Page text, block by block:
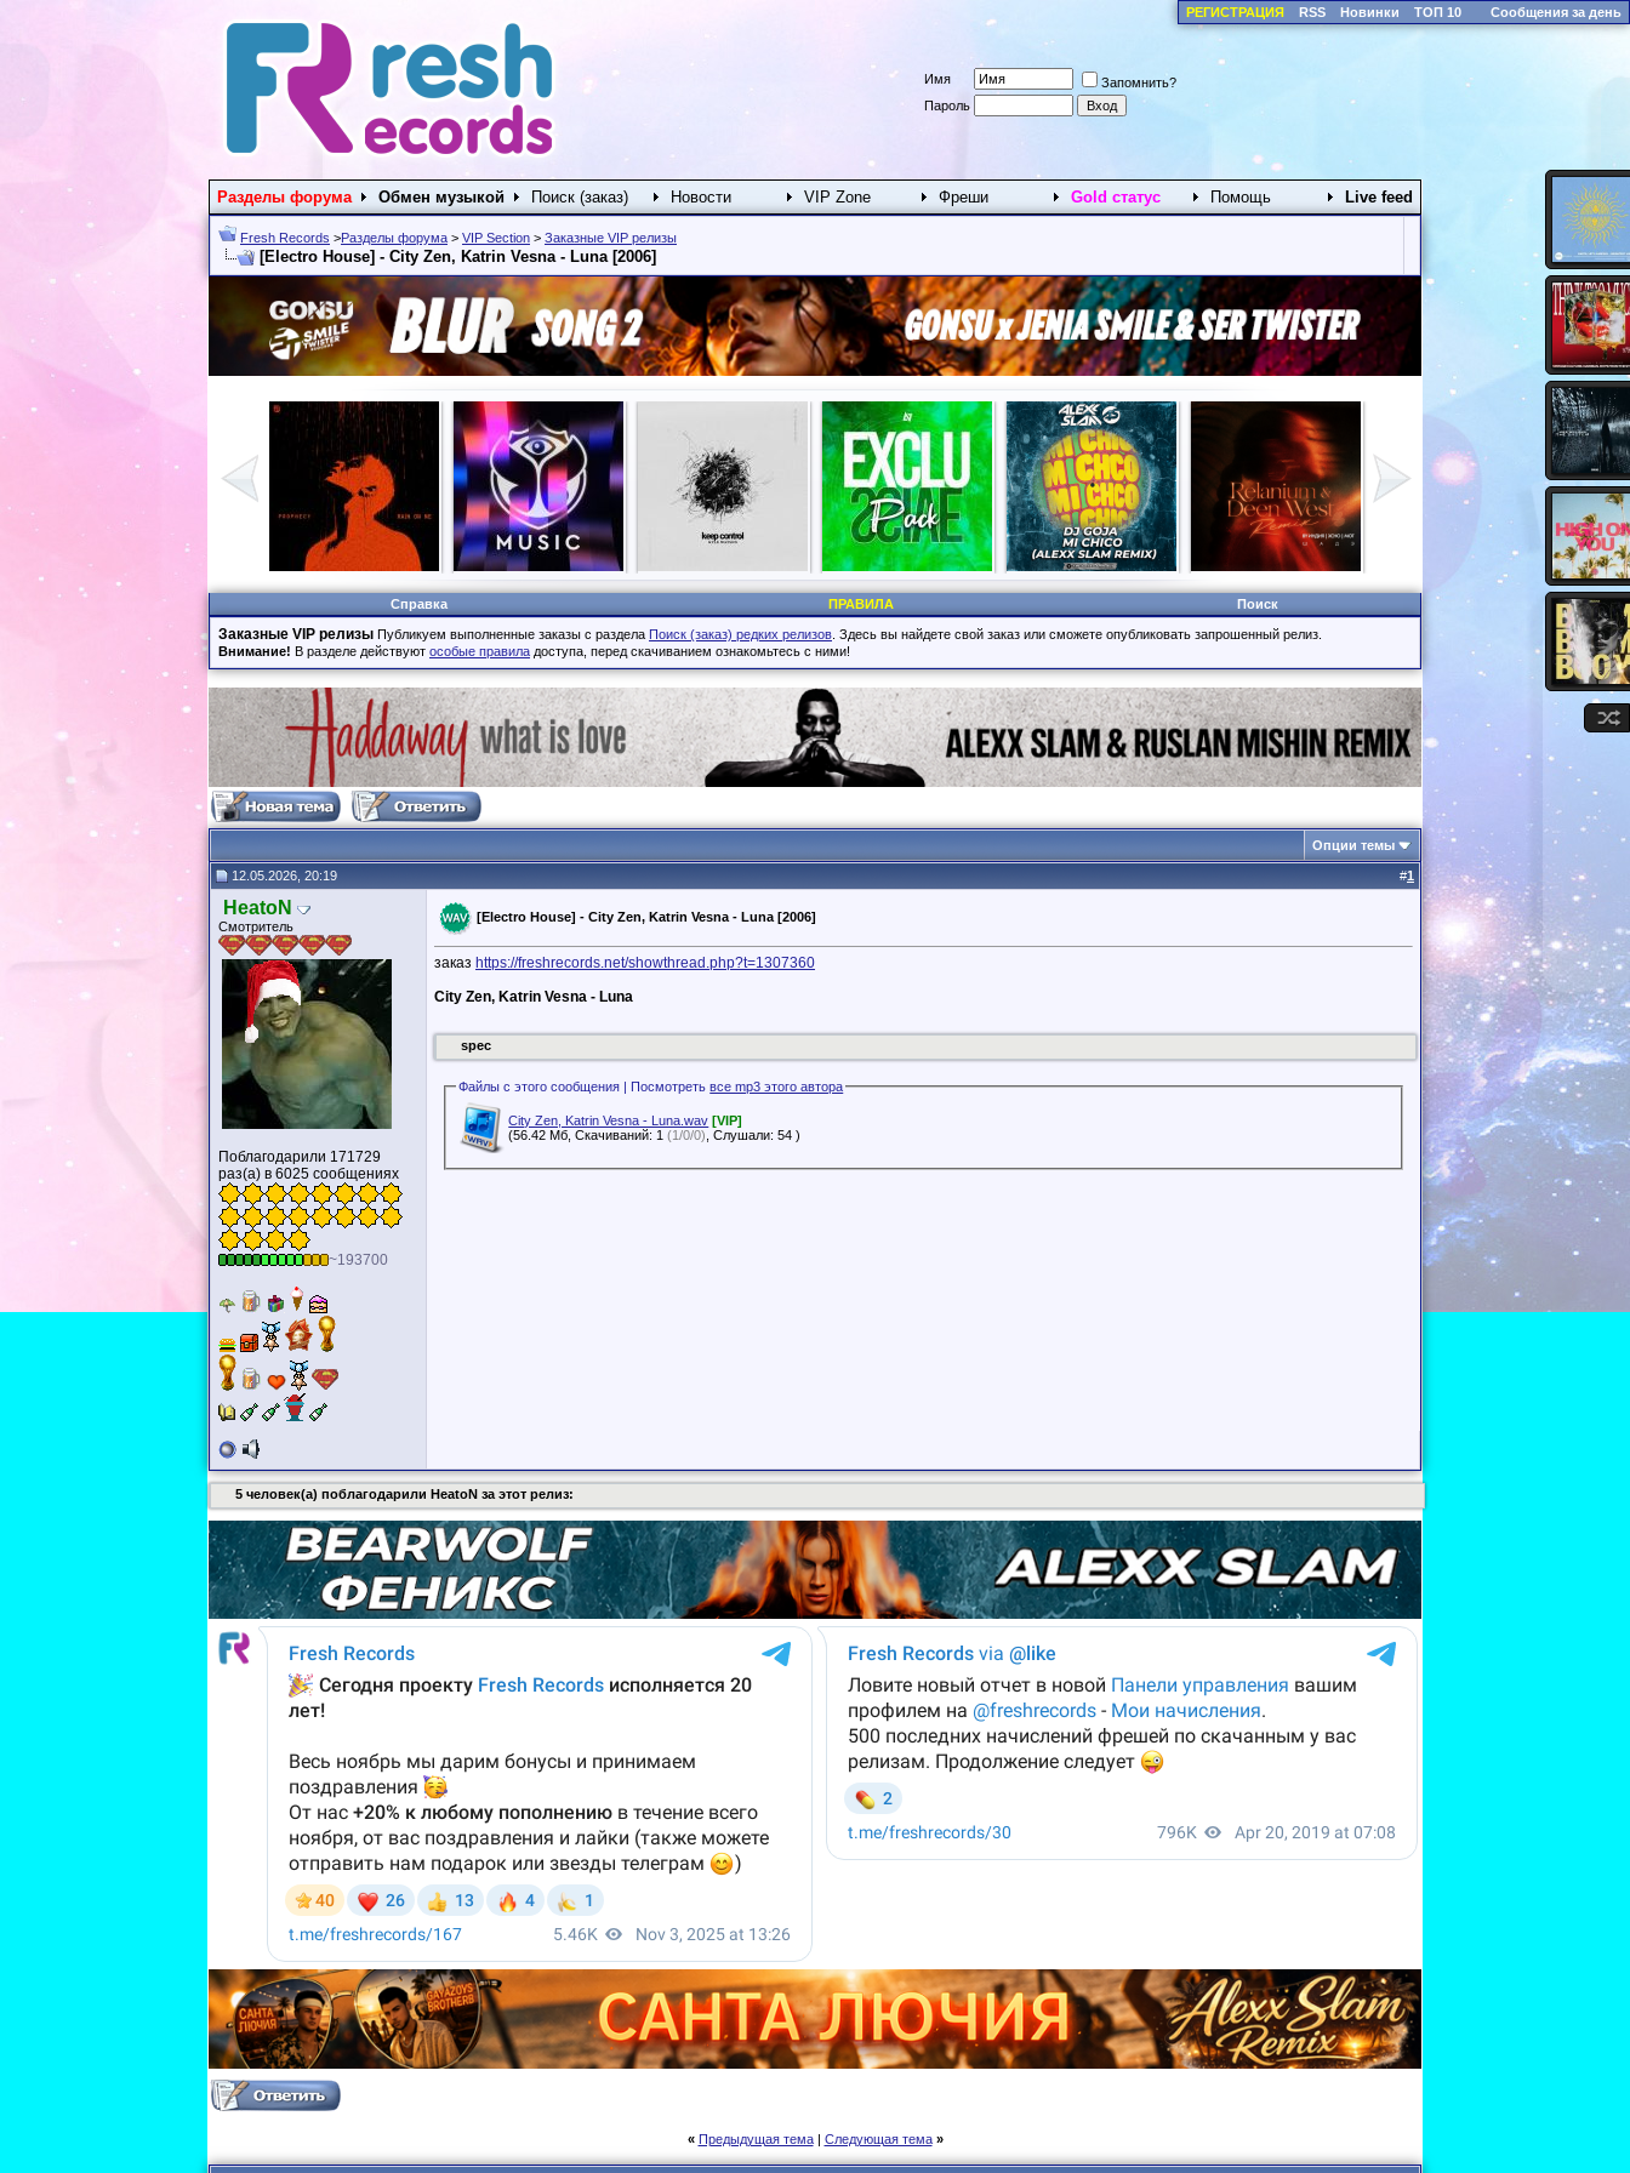
РЕГИСТРАЦИЯ RSS Новинки ТОП 10 Сообщения за день
Имя
Запомнить?
Пароль
Разделы форума Обмен музыкой Поиск (заказ) Новости VIP Zone Фреши Gold статус Помощь Live feed
Fresh Records >Разделы форума > VIP Section > Заказные VIP релизы
[Electro House] - City Zen, Katrin Vesna - Luna [2006]
Справка ПРАВИЛА Поиск
Заказные VIP релизы Публикуем выполненные заказы с раздела Поиск (заказ) редких релизов . Здесь вы найдете свой заказ или сможете опубликовать запрошенный релиз.
Внимание! В разделе действуют особые правила доступа, перед скачиванием ознакомьтесь с ними!
Опции темы
12.05.2026, 20:19 #1
HeatoN
Смотритель
Поблагодарили 171729
раз(а) в 6025 сообщениях
~193700
[Electro House] - City Zen, Katrin Vesna - Luna [2006]
заказ https://freshrecords.net/showthread.php?t=1307360
City Zen, Katrin Vesna - Luna
spec
Файлы с этого сообщения | Посмотретьвсе mp3 этого автора
City Zen, Katrin Vesna - Luna.wav [VIP]
(56.42 Мб, Скачиваний: 1(1/0/0) , Слушали: 54 )
5 человек(а) поблагодарили HeatoN за этот релиз:
« Предыдущая тема| Следующая тема »